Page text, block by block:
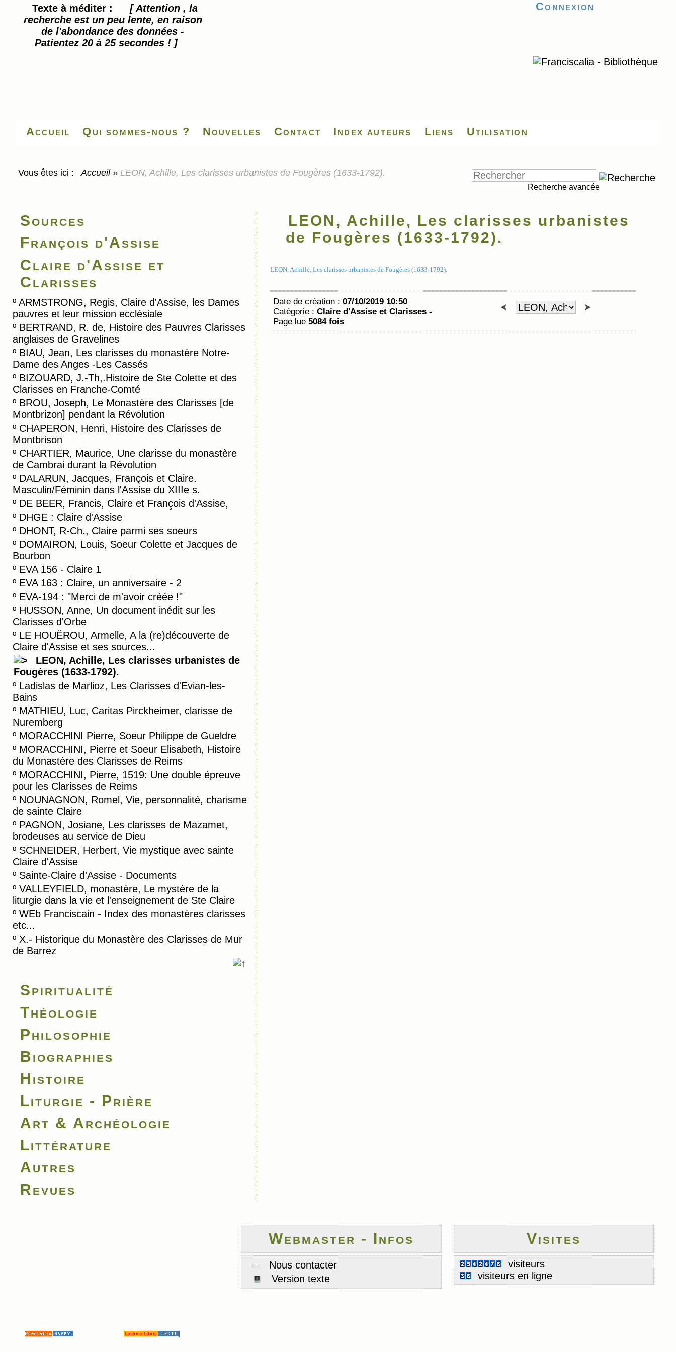
Texte à méditer :
[ Attention , la
recherche est un peu lente, en raison
de l'abondance des données -
Patientez 20 à 25 secondes ! ]
Accueil
Connexion
Qui sommes-nous ? Nouvelles Contact Index auteurs Liens Utilisation
Vous êtes ici : Accueil » LEON, Achille, Les clarisses urbanistes de Fougères (1633-1792).
Recherche avancée
Sources
François d'Assise
Claire d'Assise et
Clarisses
º ARMSTRONG, Regis, Claire d'Assise, les Dames
pauvres et leur mission ecclésiale
º BERTRAND, R. de, Histoire des Pauvres Clarisses
anglaises de Gravelines
º BIAU, Jean, Les clarisses du monastère Notre-
Dame des Anges -Les Cassés
º BIZOUARD, J.-Th,.Histoire de Ste Colette et des
Clarisses en Franche-Comté
º BROU, Joseph, Le Monastère des Clarisses [de
Montbrizon] pendant la Révolution
º CHAPERON, Henri, Histoire des Clarisses de
Montbrison
º CHARTIER, Maurice, Une clarisse du monastère
de Cambrai durant la Révolution
º DALARUN, Jacques, François et Claire.
Masculin/Féminin dans l'Assise du XIIIe s.
º DE BEER, Francis, Claire et François d'Assise,
º DHGE : Claire d'Assise
º DHONT, R-Ch., Claire parmi ses soeurs
º DOMAIRON, Louis, Soeur Colette et Jacques de
Bourbon
º EVA 156 - Claire 1
º EVA 163 : Claire, un anniversaire - 2
º EVA-194 : "Merci de m'avoir créée !"
º HUSSON, Anne, Un document inédit sur les
Clarisses d'Orbe
º LE HOUËROU, Armelle, A la (re)découverte de
Claire d'Assise et ses sources...
LEON, Achille, Les clarisses urbanistes de
Fougères (1633-1792).
º Ladislas de Marlioz, Les Clarisses d'Evian-les-
Bains
º MATHIEU, Luc, Caritas Pirckheimer, clarisse de
Nuremberg
º MORACCHINI Pierre, Soeur Philippe de Gueldre
º MORACCHINI, Pierre et Soeur Elisabeth, Histoire
du Monastère des Clarisses de Reims
º MORACCHINI, Pierre, 1519: Une double épreuve
pour les Clarisses de Reims
º NOUNAGNON, Romel, Vie, personnalité, charisme
de sainte Claire
º PAGNON, Josiane, Les clarisses de Mazamet,
brodeuses au service de Dieu
º SCHNEIDER, Herbert, Vie mystique avec sainte
Claire d'Assise
º Sainte-Claire d'Assise - Documents
º VALLEYFIELD, monastère, Le mystère de la
liturgie dans la vie et l'enseignement de Ste Claire
º WEb Franciscain - Index des monastères clarisses
etc...
º X.- Historique du Monastère des Clarisses de Mur
de Barrez
Spiritualité
Théologie
Philosophie
Biographies
Histoire
Liturgie - Prière
Art & Archéologie
Littérature
Autres
Revues
LEON, Achille, Les clarisses urbanistes
de Fougères (1633-1792).
LEON, Achille, Les clarisses urbanistes de Fougères (1633-1792).
Date de création : 07/10/2019 10:50
Catégorie : Claire d'Assise et Clarisses -
Page lue 5084 fois
Webmaster - Infos
Nous contacter
Version texte
Visites
visiteurs
visiteurs en ligne